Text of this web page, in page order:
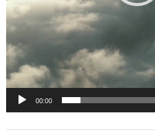
00:00